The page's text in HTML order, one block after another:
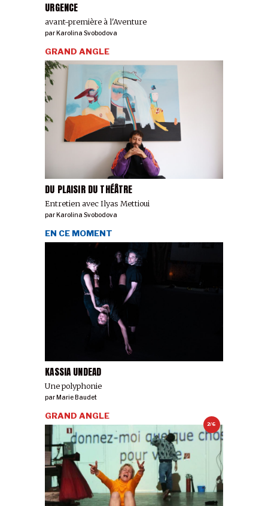
URGENCE
avant-première à l'Aventure
par Karolina Svobodova
DU PLAISIR DU THÉÂTRE
Entretien avec Ilyas Mettioui
GRAND ANGLE
par Karolina Svobodova
KASSIA UNDEAD
Une polyphonie
EN CE MOMENT
parMarie Baudet
2/6
GRAND ANGLE